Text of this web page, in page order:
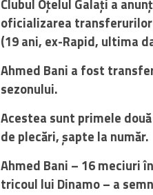
Clubul Oțelul Galați a
oficializarea transferurilor
(19 ani, ex-Rapid, ultima
Ahmed Bani a fost
sezonului.
Acestea sunt primele
de plecări, șapte la număr.
Ahmed Bani – 16 meciuri
tricoul lui Dinamo – a